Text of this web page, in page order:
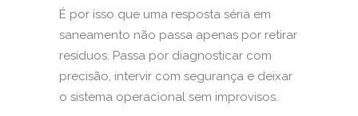
É por isso que uma resposta séria em
saneamento não passa apenas por retirar
resíduos. Passa por diagnosticar com
precisão, intervir com segurança e deixar
o sistema operacional sem improvisos.